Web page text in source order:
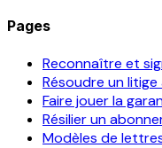
Pages
Reconnaître et
Résoudre un
Faire jouer la
Résilier un
Modèles de